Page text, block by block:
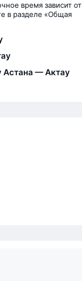
время зависит от
в разделе «Общая
Астана — Актау